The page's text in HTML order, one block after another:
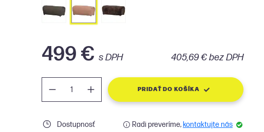
499 € s DPH 405,69 € bez DPH
PRIDAŤ DO KOŠÍKA
Dostupnosť Radi preveríme, kontaktujte nás